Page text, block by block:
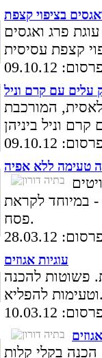
בציפוי קצפת
עוגת פרג ואגסים
09.10.12
עלים עם קרם וניל
המורכבת
09.10.12
טעימה ללא אפיה
במיוחד לקראת
פסח.
28.03.12
עוגיות אגוזים
פשוטות להכנה
10.03.12